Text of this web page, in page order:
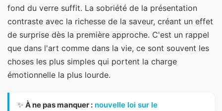
fond du verre suffit. La sobriété de la présentation
contraste avec la richesse de la saveur, créant un effet
de surprise dès la première approche. C'est un rappel
que dans l'art comme dans la vie, ce sont souvent les
choses les plus simples qui portent la charge
émotionnelle la plus lourde.
✨ À ne pas manquer : nouvelle loi sur le